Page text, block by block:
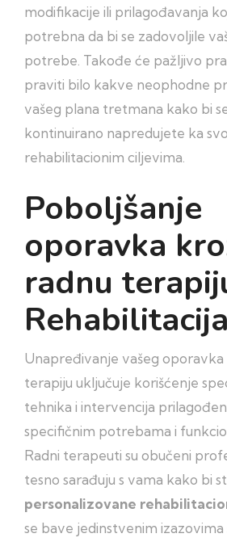
modifikacije ili prilagođavanja
potrebna da bi se zadovoljile
potrebe. Takođe će pažljivo
praviti bilo kakve neophodne
vašeg plana tretmana kako bi
kontinuirano napredujete ka
rehabilitacionim ciljevima.
Poboljšanje
oporavka
radnu
Unapređivanje vašeg
terapiju uključuje korišćenje
tehnika i intervencija
specifičnim potrebama i
Radni terapeuti su obučeni
tesno sarađuju s vama kako bi
personalizovane
se bave jedinstvenim izazovima